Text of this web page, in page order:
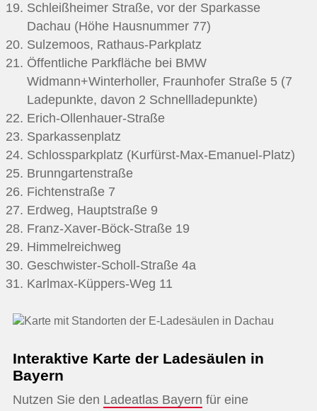
Schleißheimer Straße, vor der Sparkasse
Dachau (Höhe Hausnummer 77)
Sulzemoos, Rathaus-Parkplatz
Öffentliche Parkfläche bei BMW
Widmann+Winterholler, Fraunhofer Straße 5 (7
Ladepunkte, davon 2 Schnellladepunkte)
Erich-Ollenhauer-Straße
Sparkassenplatz
Schlossparkplatz (Kurfürst-Max-Emanuel-Platz)
Brunngartenstraße
Fichtenstraße 7
Erdweg, Hauptstraße 9
Franz-Xaver-Böck-Straße 19
Himmelreichweg
Geschwister-Scholl-Straße 4a
Karlmax-Küppers-Weg 11
Interaktive Karte der Ladesäulen in
Bayern
Nutzen Sie den Ladeatlas Bayern für eine